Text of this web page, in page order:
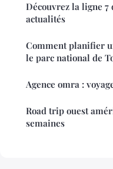
Découvrez la ligne
actualités
Comment planifier
le parc national de
Agence omra :
Road trip ouest
semaines